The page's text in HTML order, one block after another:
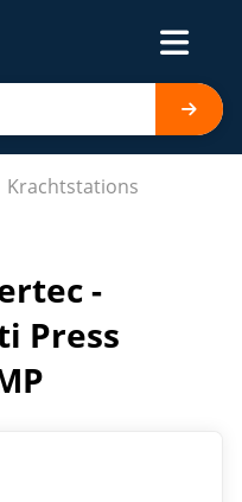
Krachtstations
Multi Press
-
Press